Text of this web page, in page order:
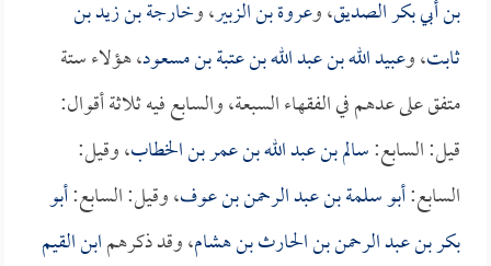
بن أبي بكر الصديق، وعروة بن الزبير، وخارجة بن زيد بن
ثابت، وعبيد الله بن عبد الله بن عتبة بن مسعود، هؤلاء ستة
متفق على عدهم في الفقهاء السبعة، والسابع فيه ثلاثة أقوال:
قيل: السابع:سالم بن عبد الله بن عمر بن الخطاب، وقيل:
السابع:أبو سلمة بن عبد الرحمن بن عوف، وقيل: السابع:أبو
بكر بن عبد الرحمن بن الحارث بن هشام، وقد ذكرهمابن القيم